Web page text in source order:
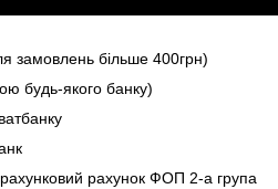
замовлень більше 400грн)
будь-якого банку)
рахунок ФОП 2-а група